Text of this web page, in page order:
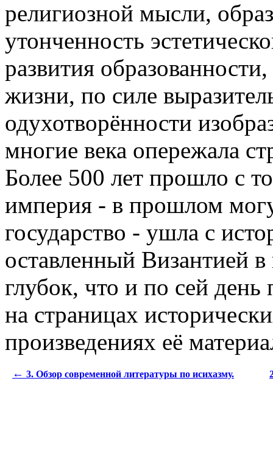
религиозной мысли,
утонченность
развития
жизни, по силе
одухотворённости
многие века опережала
Более 500 лет прошло с
империя - в прошлом
государство - ушла с
оставленный Византией в
глубок, что и по сей
на страницах
произведениях её
← 3. Обзор современной литературы по исихазму.